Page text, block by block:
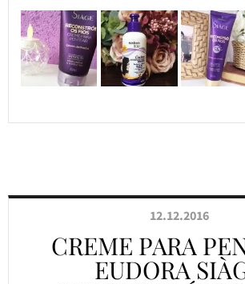
12.12.2016
CREME PARA
EUDORA